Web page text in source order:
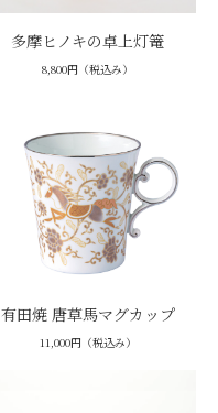
多摩ヒノキの卓上灯篭
8,800円（税込み）
有田焼 唐草馬マグカップ
11,000円（税込み）